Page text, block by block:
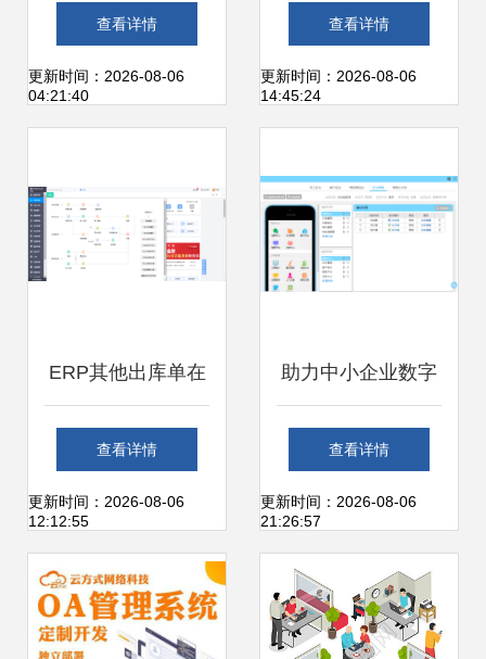
解读定制软件开发
如何重塑OA服务平
查看详情
更新时间：2026-08-06
04:21:40
政务看高效治理的
创新篇章
查看详情
更新时间：2026-08-06
14:45:24
ERP其他出库单在
办公服务软件开发
中的账务处理解析
查看详情
更新时间：2026-08-06
12:12:55
助力中小企业数字
化转型 云路天行办
公服务软件的专业
查看详情
更新时间：2026-08-06
21:26:57